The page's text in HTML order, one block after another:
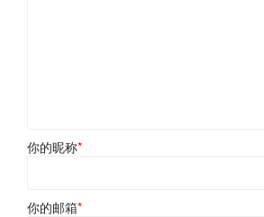
你的昵称*
你的邮箱*